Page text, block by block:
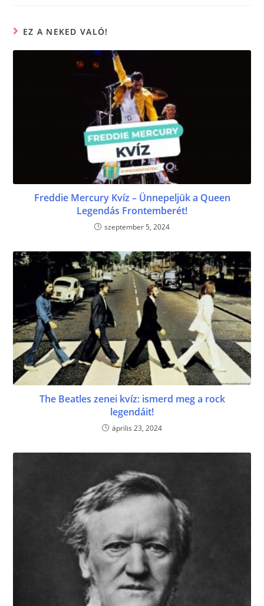
o
k
er
EZ A NEKED VALÓ!
Freddie Mercury Kvíz – Ünnepeljük a Queen
Legendás Frontemberét!
szeptember 5, 2024
The Beatles zenei kvíz: ismerd meg a rock
legendáit!
április 23, 2024